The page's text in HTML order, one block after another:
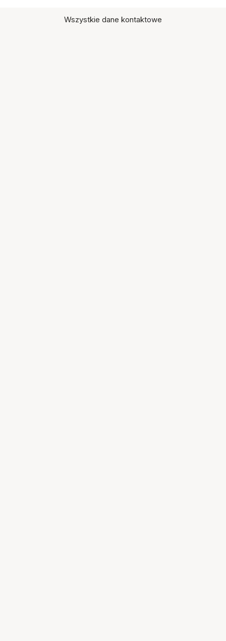
Wszystkie dane kontaktowe